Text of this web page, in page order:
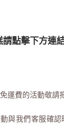
點擊下方連
運費的活動敬請
與我們客服確